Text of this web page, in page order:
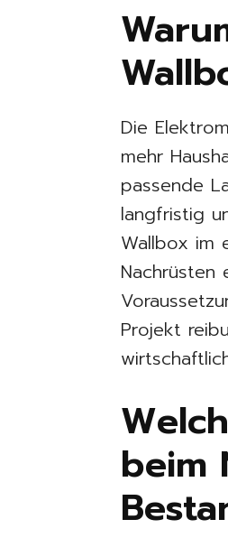
Die
mehr
passende
langfristig
Wallbox im
Nachrüsten
Projekt
beim